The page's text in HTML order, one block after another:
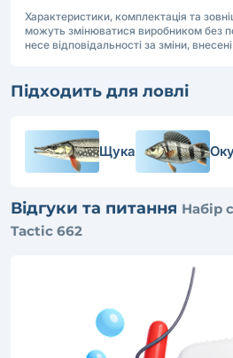
Характеристики, комплектація та
можуть змінюватися виробником без
несе відповідальності за зміни,
Підходить для ловлі
Щука
Відгуки та питання Набір
Tactic 662